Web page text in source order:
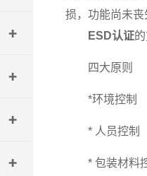
损，功能尚未
ESD认证
四大原则
*环境控制
* 人员控制
* 包装材料